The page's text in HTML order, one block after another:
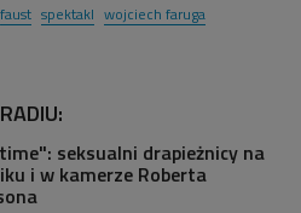
faust spektakl wojciech faruga
seksualni drapieżnicy na
i w kamerze Roberta